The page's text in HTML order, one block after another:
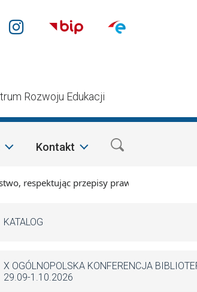
media
Instagram
Rozwoju Edukacji
Kontakt
respektując przepisy prawa i mając na
KATALOG
X OGÓLNOPOLSKA KONFERENCJA
29.09-1.10.2026